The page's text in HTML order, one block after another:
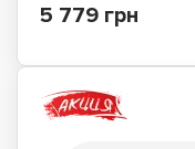
5 779 грн